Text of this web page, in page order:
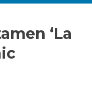
‘La